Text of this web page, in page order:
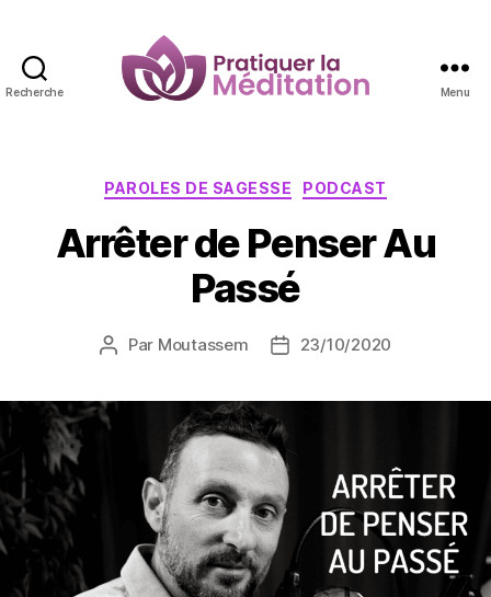
Recherche Menu
Catégories
PAROLES DE SAGESSE PODCAST
Arrêter de Penser Au
Passé
Auteur
Par Moutassem
Date23/10/2020